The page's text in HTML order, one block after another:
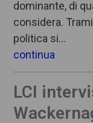
dominante, di
considera.
politica si…
continua
LCI